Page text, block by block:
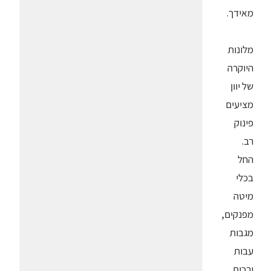
מאידך.
מלונות
היוקרה
של יוון
מציעים
פינוק
רב.
החל
בכלי
מיטה
מפנקים,
מגבות
עבות